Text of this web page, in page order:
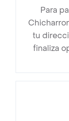
Para
tu
finaliza